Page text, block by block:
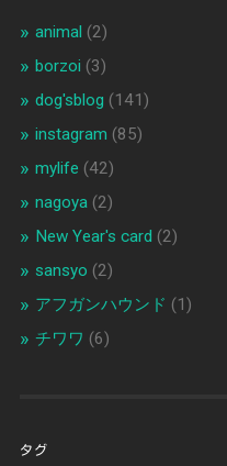
animal (2)
borzoi (3)
dog'sblog (141)
instagram (85)
mylife (42)
nagoya(2)
New Year's card (2)
sansyo (2)
アフガンハウンド (1)
チワワ (6)
タグ